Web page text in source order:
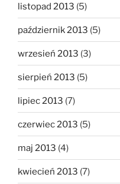
listopad 2013 (5)
październik 2013 (5)
wrzesień 2013 (3)
sierpień 2013 (5)
lipiec 2013 (7)
czerwiec 2013 (5)
maj 2013 (4)
kwiecień 2013 (7)